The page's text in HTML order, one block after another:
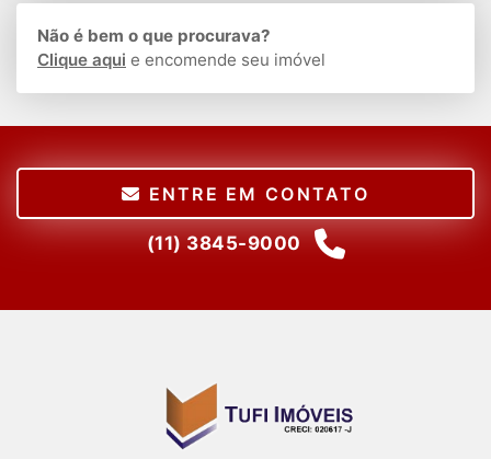
Não é bem o que procurava?
Clique aqui e encomende seu imóvel
ENTRE EM CONTATO
(11) 3845-9000